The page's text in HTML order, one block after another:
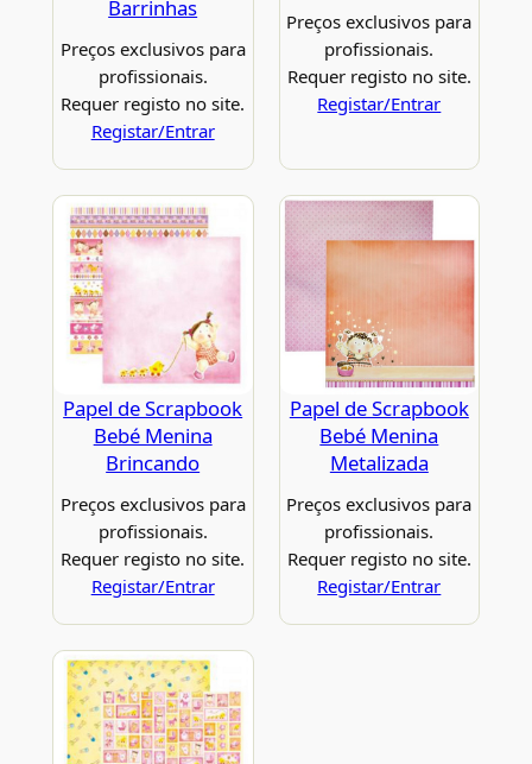
Barrinhas
Preços exclusivos para
profissionais.
Requer registo no site.
Registar/Entrar
Preços exclusivos para
profissionais.
Requer registo no site.
Registar/Entrar
Papel de Scrapbook
Bebé Menina
Brincando
Preços exclusivos para
profissionais.
Requer registo no site.
Registar/Entrar
Papel de Scrapbook
Bebé Menina
Metalizada
Preços exclusivos para
profissionais.
Requer registo no site.
Registar/Entrar